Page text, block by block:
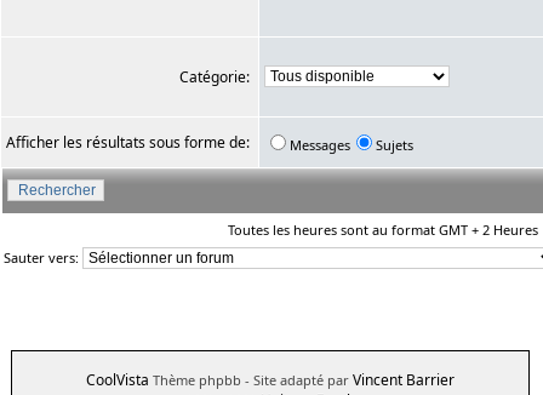
Catégorie:
Afficher les résultats sous forme de: Messages Sujets
Toutes les heures sont au format GMT + 2 Heures
Sauter vers:
CoolVista Thème phpbb - Site adapté par Vincent Barrier